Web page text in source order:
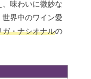
味わいに微妙な
界中のワイン愛
ガ・ナシオナルの